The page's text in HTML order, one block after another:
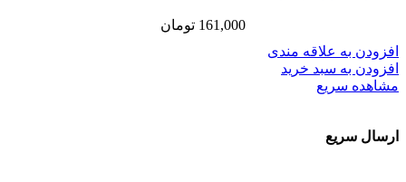
161,000 تومان
افزودن به علاقه مندی
افزودن به سبد خرید
مشاهده سریع
ارسال سریع